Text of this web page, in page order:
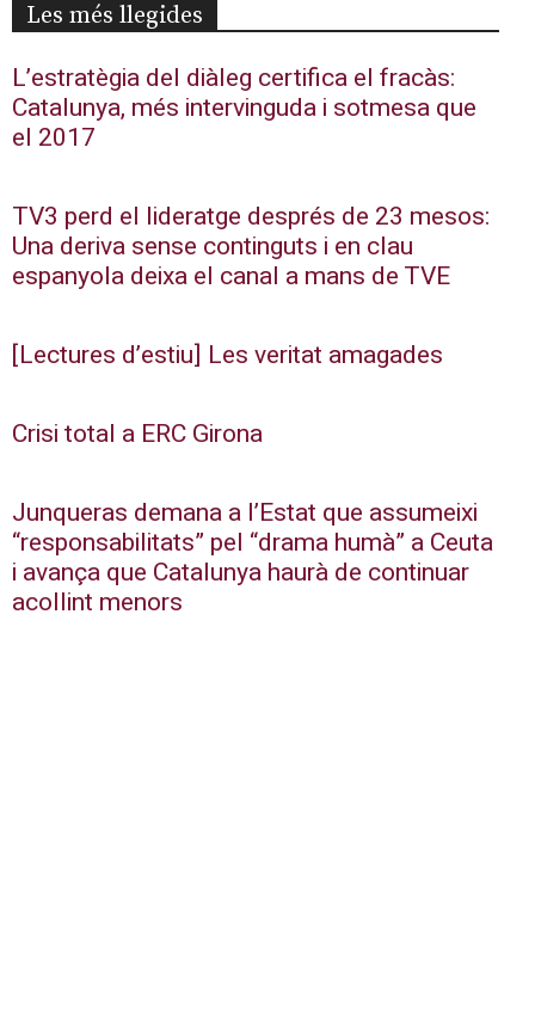
Les més llegides
L’estratègia del diàleg certifica el fracàs:
Catalunya, més intervinguda i sotmesa que
el 2017
TV3 perd el lideratge després de 23 mesos:
Una deriva sense continguts i en clau
espanyola deixa el canal a mans de TVE
[Lectures d’estiu] Les veritat amagades
Crisi total a ERC Girona
Junqueras demana a l’Estat que assumeixi
“responsabilitats” pel “drama humà” a Ceuta
i avança que Catalunya haurà de continuar
acollint menors